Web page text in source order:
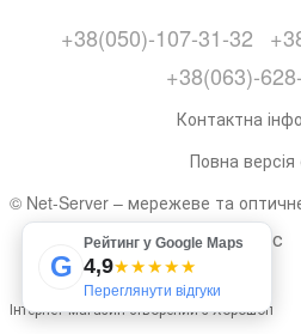
+38(050)-107-31-32
+38(063)-
Контактна
Повна версія
© Net-Server – мережеве та
Укр Рус
Інтернет-магазин створений з Хорошоп
G
Рейтинг у Google Maps
4,9★★★★★
Переглянути відгуки